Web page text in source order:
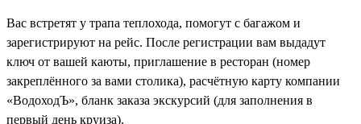
Вас встретят у трапа теплохода, помогут с багажом и
зарегистрируют на рейс. После регистрации вам выдадут
ключ от вашей каюты, приглашение в ресторан (номер
закреплённого за вами столика), расчётную карту компании
«ВодоходЪ», бланк заказа экскурсий (для заполнения в
первый день круиза).